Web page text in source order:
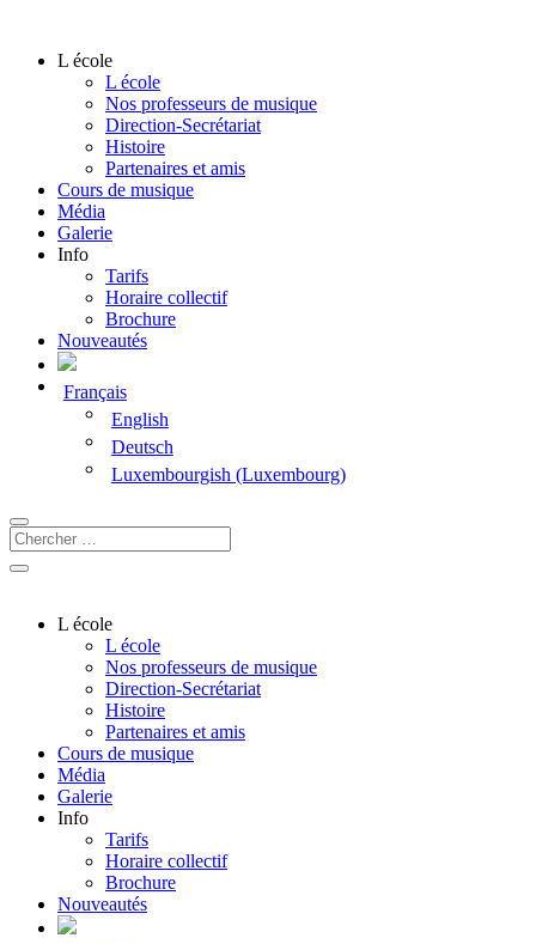
L école
L école
Nos professeurs de musique
Direction-Secrétariat
Histoire
Partenaires et amis
Cours de musique
Média
Galerie
Info
Tarifs
Horaire collectif
Brochure
Nouveautés
Français
English
Deutsch
Luxembourgish (Luxembourg)
L école
L école
Nos professeurs de musique
Direction-Secrétariat
Histoire
Partenaires et amis
Cours de musique
Média
Galerie
Info
Tarifs
Horaire collectif
Brochure
Nouveautés